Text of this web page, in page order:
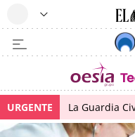
URGENTE La Guardia